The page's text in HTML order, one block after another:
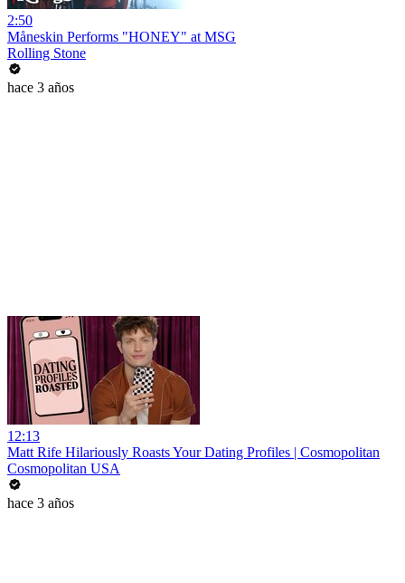
2:50
Måneskin Performs "HONEY" at MSG
Rolling Stone
hace 3 años
12:13
Matt Rife Hilariously Roasts Your Dating Profiles | Cosmopolitan
Cosmopolitan USA
hace 3 años